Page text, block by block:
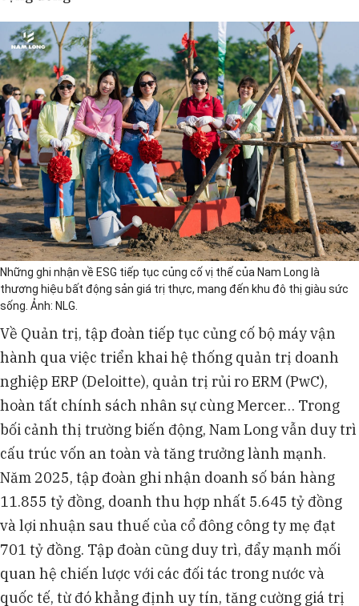
Những ghi nhận về ESG tiếp tục củng cố vị thế của Nam Long là
thương hiệu bất động sản giá trị thực, mang đến khu đô thị giàu sức
sống. Ảnh: NLG.
Về Quản trị, tập đoàn tiếp tục củng cố bộ máy vận
hành qua việc triển khai hệ thống quản trị doanh
nghiệp ERP (Deloitte), quản trị rủi ro ERM (PwC),
hoàn tất chính sách nhân sự cùng Mercer… Trong
bối cảnh thị trường biến động, Nam Long vẫn duy trì
cấu trúc vốn an toàn và tăng trưởng lành mạnh.
Năm 2025, tập đoàn ghi nhận doanh số bán hàng
11.855 tỷ đồng, doanh thu hợp nhất 5.645 tỷ đồng
và lợi nhuận sau thuế của cổ đông công ty mẹ đạt
701 tỷ đồng. Tập đoàn cũng duy trì, đẩy mạnh mối
quan hệ chiến lược với các đối tác trong nước và
quốc tế, từ đó khẳng định uy tín, tăng cường giá trị